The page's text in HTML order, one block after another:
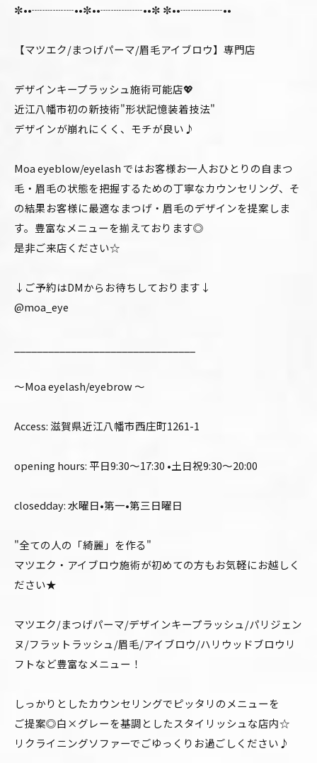
✼••┈┈┈┈••✼••┈┈┈┈••✼ ✼••┈┈┈┈••
【マツエク/まつげパーマ/眉毛アイブロウ】専門店
デザインキープラッシュ施術可能店💖
近江八幡市初の新技術"形状記憶装着技法"
デザインが崩れにくく、モチが良い♪
Moa eyeblow/eyelash ではお客様お一人おひとりの自まつ
毛・眉毛の状態を把握するための丁寧なカウンセリング、そ
の結果お客様に最適なまつげ・眉毛のデザインを提案しま
す。豊富なメニューを揃えております◎
是非ご来店ください☆
↓ご予約はDMからお待ちしております↓
@moa_eye
〜Moa eyelash/eyebrow 〜
Access: 滋賀県近江八幡市西庄町1261-1
opening hours: 平日9:30〜17:30 •土日祝9:30〜20:00
closedday: 水曜日•第一•第三日曜日
"全ての人の「綺麗」を作る"
マツエク・アイブロウ施術が初めての方もお気軽にお越しく
ださい★
マツエク/まつげパーマ/デザインキープラッシュ/パリジェン
ヌ/フラットラッシュ/眉毛/アイブロウ/ハリウッドブロウリ
フトなど豊富なメニュー！
しっかりとしたカウンセリングでピッタリのメニューを
ご提案◎白×グレーを基調としたスタイリッシュな店内☆
リクライニングソファーでごゆっくりお過ごしください♪